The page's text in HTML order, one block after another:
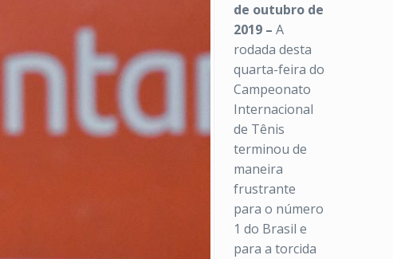
de outubro de
2019 – A
rodada desta
quarta-feira do
Campeonato
Internacional
de Tênis
terminou de
maneira
frustrante
para o número
1 do Brasil e
para a torcida